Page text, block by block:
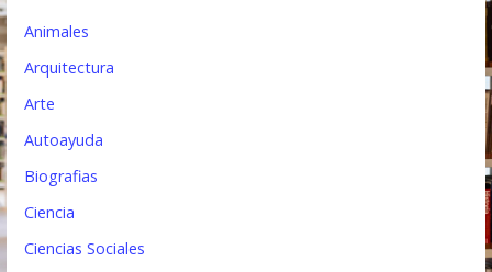
n
Animales
Arquitectura
Arte
Autoayuda
Biografias
Ciencia
Ciencias Sociales